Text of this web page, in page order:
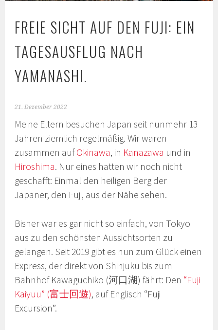
FREIE SICHT AUF DEN FUJI: EIN
TAGESAUSFLUG NACH
YAMANASHI.
21. Dezember 2022
Meine Eltern besuchen Japan seit nunmehr 13
Jahren ziemlich regelmäßig. Wir waren
zusammen aufOkinawa, in Kanazawa und in
Hiroshima. Nur eines hatten wir noch nicht
geschafft: Einmal den heiligen Berg der
Japaner, den Fuji, aus der Nähe sehen.
Bisher war es gar nicht so einfach, von Tokyo
aus zu den schönsten Aussichtsorten zu
gelangen. Seit 2019 gibt es nun zum Glück einen
Express, der direkt von Shinjuku bis zum
Bahnhof Kawaguchiko (河口湖) fährt: Den “Fuji
Kaiyuu” (富士回遊), auf Englisch “Fuji
Excursion”.